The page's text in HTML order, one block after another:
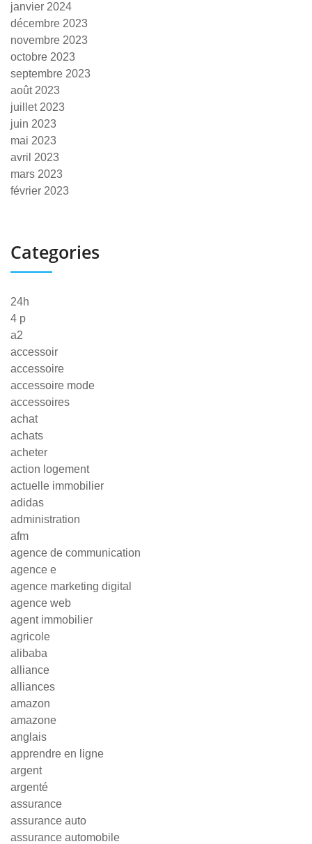
janvier 2024
décembre 2023
novembre 2023
octobre 2023
septembre 2023
août 2023
juillet 2023
juin 2023
mai 2023
avril 2023
mars 2023
février 2023
Categories
24h
4 p
a2
accessoir
accessoire
accessoire mode
accessoires
achat
achats
acheter
action logement
actuelle immobilier
adidas
administration
afm
agence de communication
agence e
agence marketing digital
agence web
agent immobilier
agricole
alibaba
alliance
alliances
amazon
amazone
anglais
apprendre en ligne
argent
argenté
assurance
assurance auto
assurance automobile